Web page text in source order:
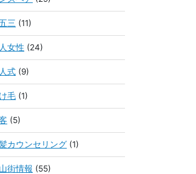
三 (11)
女性 (24)
式 (9)
毛 (1)
(5)
カウンセリング (1)
街情報 (55)